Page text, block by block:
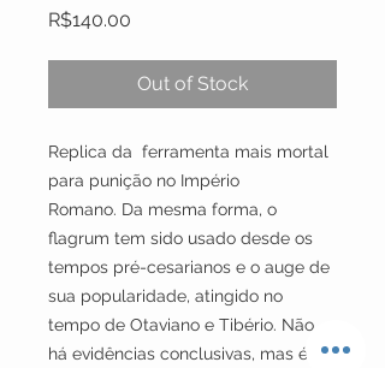
R$140.00
Out of Stock
Replica da ferramenta mais mortal
para punição no Império
Romano. Da mesma forma, o
flagrum tem sido usado desde os
tempos pré-cesarianos e o auge de
sua popularidade, atingido no
tempo de Otaviano e Tibério. Não
há evidências conclusivas, mas é